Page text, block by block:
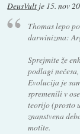
DeusVult je 15. nov
Thomas lepo
darwinizma:
Sprejmite že
podlagi
Evolucija je
spremenili v
teorijo (prosto
znanstvena
motite.